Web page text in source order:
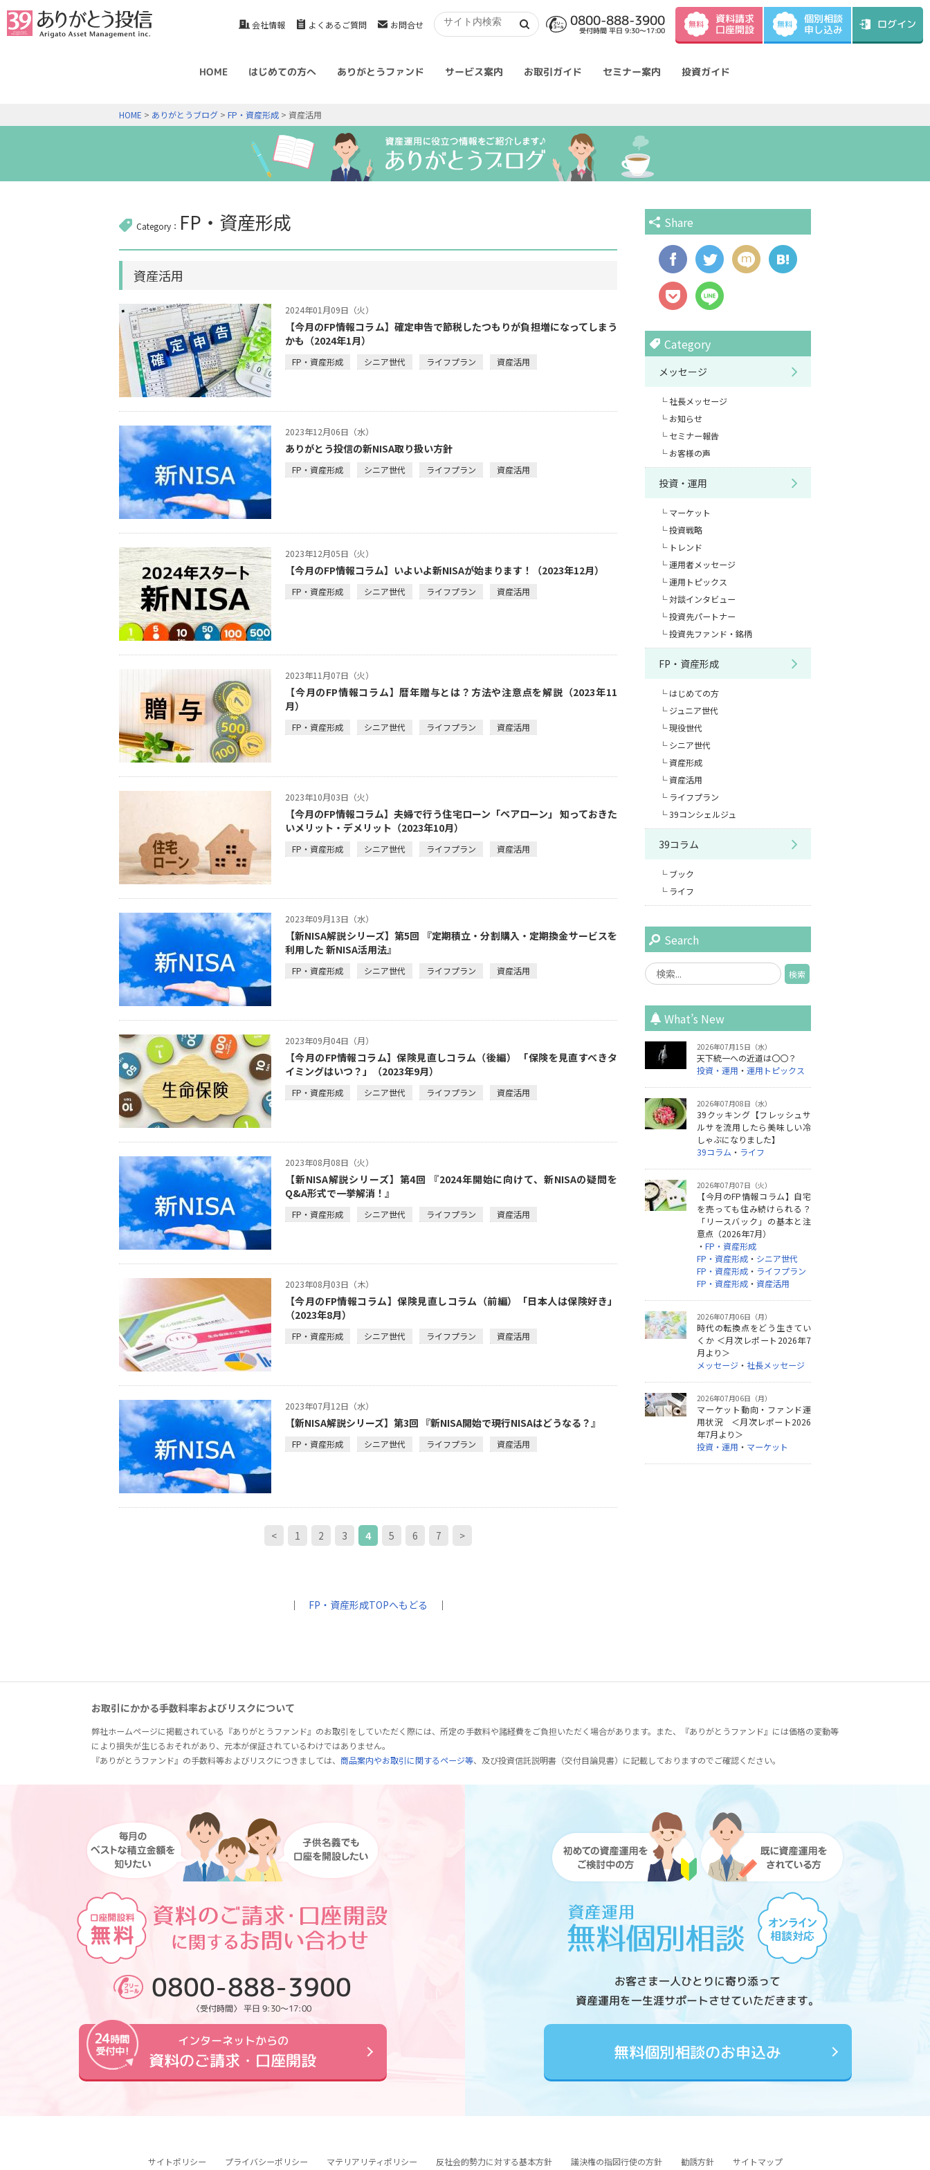
会社情報 よくあるご質問 お問合せ 0800-888-3900
受付時間 平日 9:30～17:00
無料 資料請求
口座開設 無料 個別相談
申し込み ログイン
HOME はじめての方へ ありがとうファンド サービス案内 お取引ガイド セミナー案内 投資ガイド
HOME > ありがとうブログ > FP・資産形成 > 資産活用
Category： FP・資産形成
資産活用
2024年01月09日（火）
【今月のFP情報コラム】確定申告で節税したつもりが負担増になってしまう
かも（2024年1月）
FP・資産形成 シニア世代 ライフプラン 資産活用
2023年12月06日（水）
ありがとう投信の新NISA取り扱い方針
FP・資産形成 シニア世代 ライフプラン 資産活用
2023年12月05日（火）
【今月のFP情報コラム】いよいよ新NISAが始まります！（2023年12月）
FP・資産形成 シニア世代 ライフプラン 資産活用
2023年11月07日（火）
【今月のFP情報コラム】暦年贈与とは？方法や注意点を解説（2023年11
月）
FP・資産形成 シニア世代 ライフプラン 資産活用
2023年10月03日（火）
【今月のFP情報コラム】夫婦で行う住宅ローン「ペアローン」 知っておきた
いメリット・デメリット（2023年10月）
FP・資産形成 シニア世代 ライフプラン 資産活用
2023年09月13日（水）
【新NISA解説シリーズ】第5回 『定期積立・分割購入・定期換金サービスを
利用した 新NISA活用法』
FP・資産形成 シニア世代 ライフプラン 資産活用
2023年09月04日（月）
【今月のFP情報コラム】保険見直しコラム（後編） 「保険を見直すべきタ
イミングはいつ？」（2023年9月）
FP・資産形成 シニア世代 ライフプラン 資産活用
2023年08月08日（火）
【新NISA解説シリーズ】第4回 『2024年開始に向けて、新NISAの疑問を
Q&A形式で一挙解消！』
FP・資産形成 シニア世代 ライフプラン 資産活用
2023年08月03日（木）
【今月のFP情報コラム】保険見直しコラム（前編）「日本人は保険好き」
（2023年8月）
FP・資産形成 シニア世代 ライフプラン 資産活用
2023年07月12日（水）
【新NISA解説シリーズ】第3回 『新NISA開始で現行NISAはどうなる？』
FP・資産形成 シニア世代 ライフプラン 資産活用
< 1 2 3 4 5 6 7 >
｜ FP・資産形成TOPへもどる ｜
Share
Category
メッセージ
社長メッセージ
お知らせ
セミナー報告
お客様の声
投資・運用
マーケット
投資戦略
トレンド
運用者メッセージ
運用トピックス
対談インタビュー
投資先パートナー
投資先ファンド・銘柄
FP・資産形成
はじめての方
ジュニア世代
現役世代
シニア世代
資産形成
資産活用
ライフプラン
39コンシェルジュ
39コラム
ブック
ライフ
Search
What’s New
2026年07月15日（水）
天下統一への近道は〇〇？
投資・運用 ・ 運用トピックス
2026年07月08日（水）
39クッキング【フレッシュサ
ルサを流用したら美味しい冷
しゃぶになりました】
39コラム ・ ライフ
2026年07月07日（火）
【今月のFP情報コラム】自宅
を売っても住み続けられる？
「リースバック」の基本と注
意点（2026年7月）
・ FP・資産形成
FP・資産形成 ・ シニア世代
FP・資産形成 ・ ライフプラン
FP・資産形成 ・ 資産活用
2026年07月06日（月）
時代の転換点をどう生きてい
くか ＜月次レポート2026年7
月より＞
メッセージ ・ 社長メッセージ
2026年07月06日（月）
マーケット動向・ファンド運
用状況 ＜月次レポート2026
年7月より＞
投資・運用 ・ マーケット
お取引にかかる手数料率およびリスクについて
弊社ホームページに掲載されている『ありがとうファンド』のお取引をしていただく際には、所定の手数料や諸経費をご負担いただく場合があります。また、『ありがとうファンド』には価格の変動等
により損失が生じるおそれがあり、元本が保証されているわけではありません。
『ありがとうファンド』の手数料等およびリスクにつきましては、 商品案内やお取引に関するページ等、及び投資信託説明書（交付目論見書）に記載しておりますのでご確認ください。
0800-888-3900
〈受付時間〉 平日 9:30～17:00
インターネットからの
資料のご請求・口座開設
お客さま一人ひとりに寄り添って
資産運用を一生涯サポートさせていただきます。
無料個別相談のお申込み
サイトポリシー プライバシーポリシー マテリアリティポリシー 反社会的勢力に対する基本方針 議決権の指図行使の方針 勧誘方針 サイトマップ